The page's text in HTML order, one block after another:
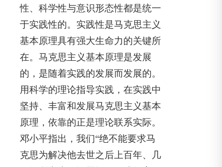
性、科学性与意识形态性都是统一
于实践性的。实践性是马克思主义
基本原理具有强大生命力的关键所
在。马克思主义基本原理是发展
的，是随着实践的发展而发展的。
用科学的理论指导实践，在实践中
坚持、丰富和发展马克思主义基本
原理，依靠的正是理论联系实际。
邓小平指出，我们“绝不能要求马
克思为解决他去世之后上百年、几